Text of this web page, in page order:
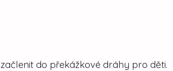
do překážkové dráhy pro děti.